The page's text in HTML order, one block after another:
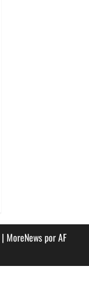
| MoreNewspor AF